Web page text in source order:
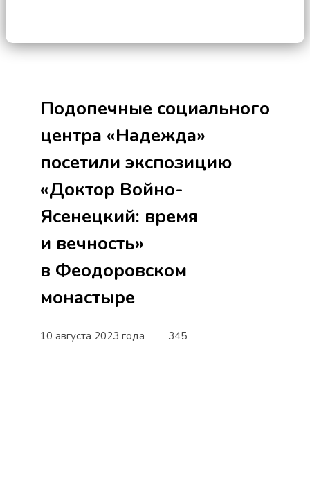
Подопечные социального
центра «Надежда»
посетили экспозицию
«Доктор Войно-
Ясенецкий: время
и вечность»
в Феодоровском
монастыре
10 августа 2023 года 345